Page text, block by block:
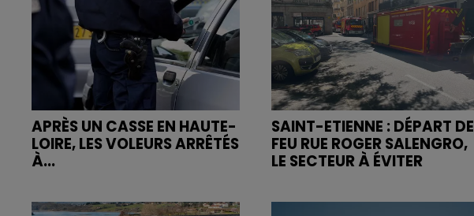
APRÈS UN CASSE EN HAUTE-
LOIRE, LES VOLEURS ARRÊTÉS
À...
SAINT-ETIENNE : DÉPART DE
FEU RUE ROGER SALENGRO,
LE SECTEUR À ÉVITER